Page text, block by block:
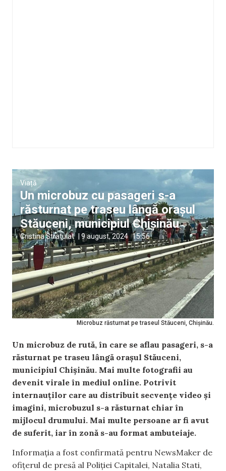
Microbuz răsturnat pe traseul Stăuceni, Chișinău.
Viață
Un microbuz cu pasageri s-a
răsturnat pe traseu lângă orașul
Stăuceni, municipiul Chișinău
Cristina Stratulat 9 august, 2024 15:56
Un microbuz de rută, în care se aflau pasageri, s-a
răsturnat pe traseu lângă orașul Stăuceni,
municipiul Chișinău. Mai multe fotografii au
devenit virale în mediul online. Potrivit
internauților care au distribuit secvențe video și
imagini, microbuzul s-a răsturnat chiar în
mijlocul drumului. Mai multe persoane ar fi avut
de suferit, iar în zonă s-au format ambuteiaje.
Informația a fost confirmată pentru NewsMaker de
ofițerul de presă al Poliției Capitalei, Natalia Stati,